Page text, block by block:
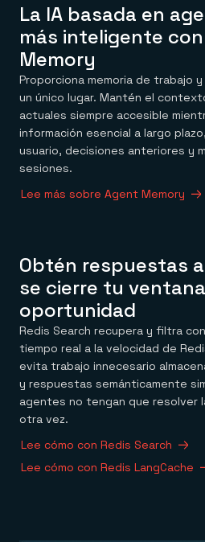
La IA basada en
más inteligente
Memory
Proporciona memoria de trabajo
un único lugar. Mantén el
actuales siempre accesible
información esencial a largo
usuario, decisiones anteriores y
sesiones.
Lee más sobre Agent Memory
Obtén respuestas
se cierre tu
oportunidad
Redis Search recupera y filtra
tiempo real a la velocidad de
evita trabajo innecesario
y respuestas semánticamente
agentes no tengan que resolver
otra vez.
Lee cómo con Redis Search
Lee cómo con Redis LangCache